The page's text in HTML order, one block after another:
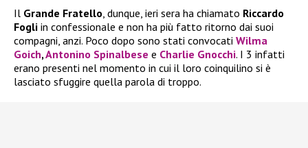
Il Grande Fratello, dunque, ieri sera ha chiamato Riccardo
Fogli in confessionale e non ha più fatto ritorno dai suoi
compagni, anzi. Poco dopo sono stati convocati Wilma
Goich,Antonino Spinalbese e Charlie Gnocchi. I 3 infatti
erano presenti nel momento in cui il loro coinquilino si è
lasciato sfuggire quella parola di troppo.